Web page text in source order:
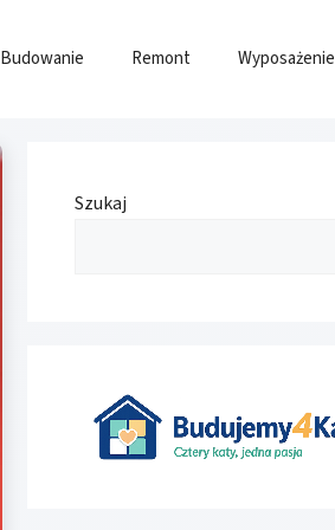
Budowanie Remont Wyposażenie
Szukaj